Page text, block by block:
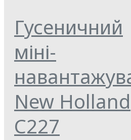
Гусеничний
міні-
New Holland
C227